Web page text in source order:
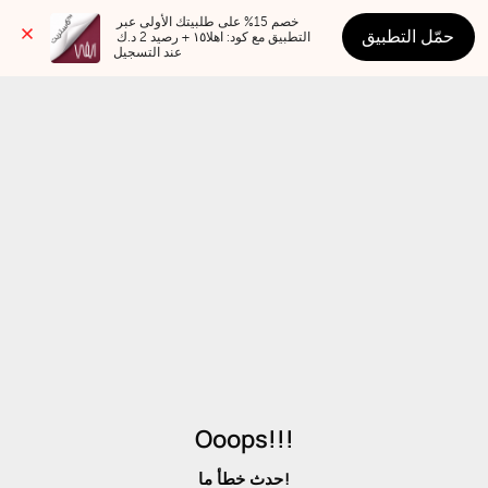
عند التسجيل
حمّل التطبيق
Ooops!!!
حدث خطأ ما!